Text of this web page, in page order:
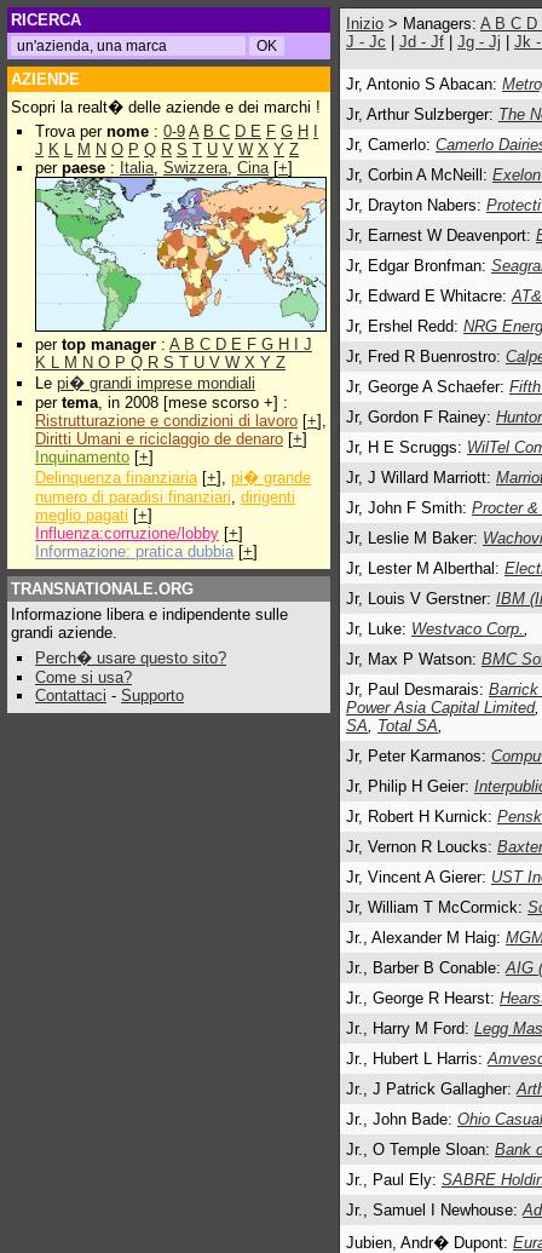
RICERCA
AZIENDE
Scopri la realt� delle aziende e dei marchi !
Trova per nome : 0-9 A B C D E F G H
J K L M N O P Q R S T U V W X Y Z
per paese : Italia, Swizzera, Cina[+]
per top manager : A B C D E F G H
J
K L M N O P Q R S T U V W X Y Z
Le pi� grandi imprese mondiali
per tema, in 2008 [mese scorso +] :
Ristrutturazione e condizioni di lavoro [+],
Diritti Umani e riciclaggio de denaro [+]
Inquinamento [+]
Delinquenza finanziaria[+], pi� grande
numero di paradisi finanziari, dirigenti
meglio pagati [+]
Influenza:corruzione/lobby [+]
Informazione: pratica dubbia [+]
TRANSNATIONALE.ORG
Informazione libera e indipendente sulle
grandi aziende.
Perch� usare questo sito?
Come si usa?
Contattaci - Supporto
Inizio > Managers: A B C D
J - Jc
Jd - Jf Jg - Jj Jk
Jr, Antonio S Abacan:
Jr, Arthur Sulzberger: The
Jr, Camerlo: Camerlo
Jr, Corbin A McNeill:
Jr, Drayton Nabers:
Jr, Earnest W Deavenport:
Jr, Edgar Bronfman:
Jr, Edward E Whitacre:
Jr, Ershel Redd: NRG
Jr, Fred R Buenrostro:
Jr, George A Schaefer:
Jr, Gordon F Rainey:
Jr, H E Scruggs: WilTel
Jr, J Willard Marriott:
Jr, John F Smith: Procter
Jr, Leslie M Baker:
Jr, Lester M Alberthal:
Jr, Louis V Gerstner: IBM
Jr, Luke: Westvaco Corp.,
Jr, Max P Watson: BMC
Jr, Paul Desmarais: Barrick
Power Asia Capital Limited
SA, Total SA,
Jr, Peter Karmanos:
Jr, Philip H Geier:
Jr, Robert H Kurnick:
Jr, Vernon R Loucks:
Jr, Vincent A Gierer: UST
Jr, William T McCormick:
Jr., Alexander M Haig:
Jr., Barber B Conable:AIG
Jr., George R Hearst:
Jr., Harry M Ford: Legg
Jr., Hubert L Harris:
Jr., J Patrick Gallagher:
Jr., John Bade: Ohio
Jr., O Temple Sloan: Bank
Jr., Paul Ely: SABRE
Jr., Samuel I Newhouse:
Jubien, Andr� Dupont: